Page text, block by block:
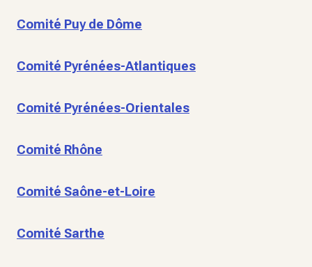
Comité Puy de Dôme
Comité Pyrénées-Atlantiques
Comité Pyrénées-Orientales
Comité Rhône
Comité Saône-et-Loire
Comité Sarthe